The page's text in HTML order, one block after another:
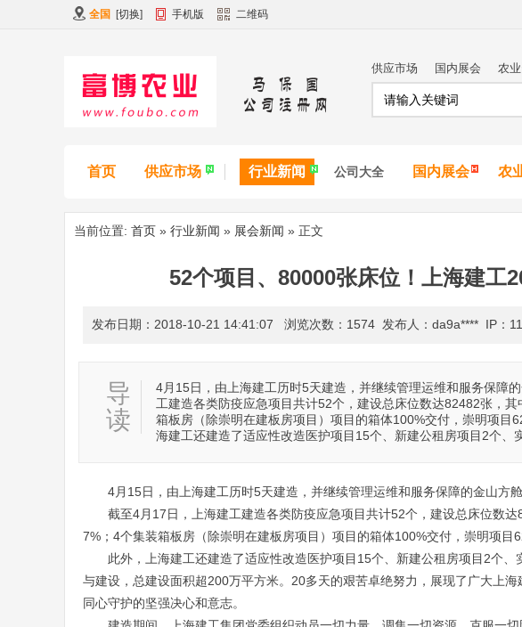
全国 [切换] 手机版 二维码
供应市场 国内展会 农
首页 供应市场 行业新闻 公司大全 国内展会 农
当前位置: 首页 » 行业新闻 » 展会新闻 » 正文
52个项目、80000张床位！上海建工
发布日期：2018-10-21 14:41:07 浏览次数： 1574 发布人：da9a**** IP：
导
读
4月15日，由上海建工历时5天建造，并继续管理运维和服务保障
工建造各类防疫应急项目共计52个，建设总床位数达82482张，
箱板房（除崇明在建板房项目）项目的箱体100%交付，崇明项目
海建工还建造了适应性改造医护项目15个、新建公租房项目2个、
4月15日，由上海建工历时5天建造，并继续管理运维和服务保障的金山方舱
截至4月17日，上海建工建造各类防疫应急项目共计52个，建设总床位数
7%；4个集装箱板房（除崇明在建板房项目）项目的箱体100%交付，崇明项目
此外，上海建工还建造了适应性改造医护项目15个、新建公租房项目2个
与建设，总建设面积超200万平方米。20多天的艰苦卓绝努力，展现了广大上
同心守护的坚强决心和意志。